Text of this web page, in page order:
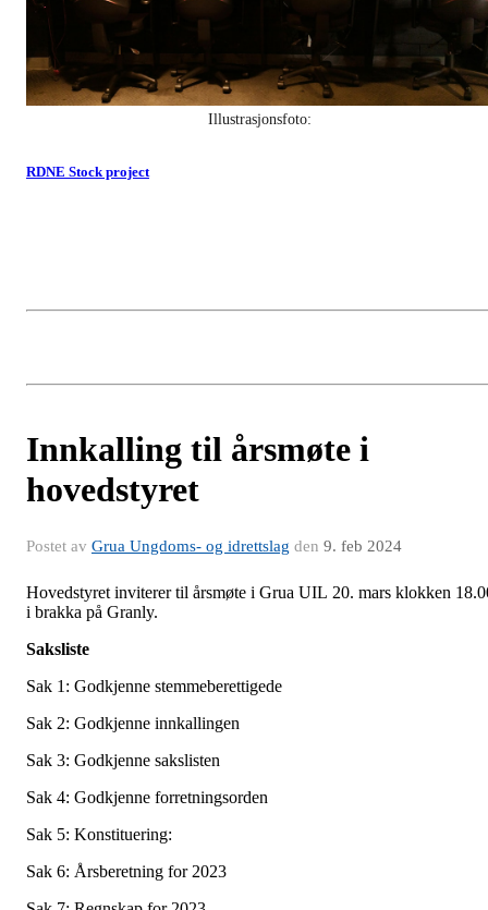
Illustrasjonsfoto:
RDNE Stock project
Innkalling til årsmøte i
hovedstyret
Postet av Grua Ungdoms- og idrettslag den 9. feb 2024
Hovedstyret inviterer til årsmøte i Grua UIL 20. mars klokken
i brakka på Granly.
Saksliste
Sak 1: Godkjenne stemmeberettigede
Sak 2: Godkjenne innkallingen
Sak 3: Godkjenne sakslisten
Sak 4: Godkjenne forretningsorden
Sak 5: Konstituering:
Sak 6: Årsberetning for 2023